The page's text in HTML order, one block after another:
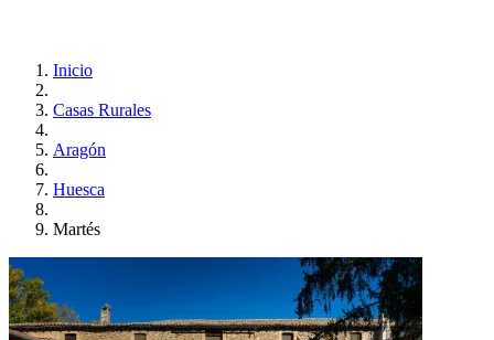
Inicio
Casas Rurales
Aragón
Huesca
Martés